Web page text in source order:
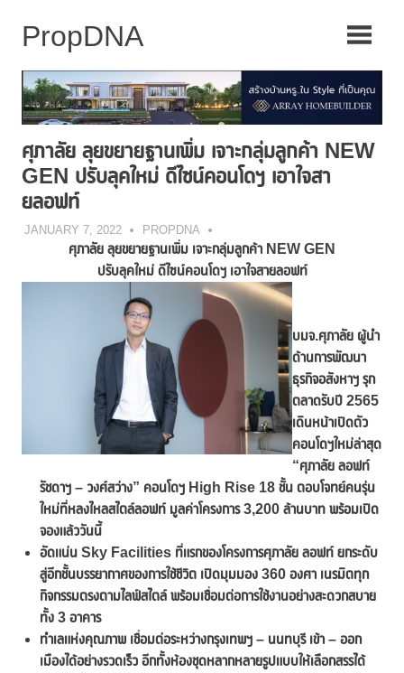
ศุภาลัย ลุยขยายฐานเพิ่ม เจาะกลุ่มลูกค้า NEW
GEN ปรับลุคใหม่ ดีไซน์คอนโดฯ เอาใจสา
ยลอฟท์
JANUARY 7, 2022 PROPDNA
ศุภาลัย ลุยขยายฐานเพิ่ม เจาะกลุ่มลูกค้า NEW GEN
ปรับลุคใหม่ ดีไซน์คอนโดฯ เอาใจสายลอฟท์
บมจ.ศุภาลัย ผู้นำ
ด้านการพัฒนา
ธุรกิจอสังหาฯ รุก
ตลาดรับปี 2565
เดินหน้าเปิดตัว
คอนโดฯใหม่ล่าสุด
“ศุภาลัย ลอฟท์
รัชดาฯ – วงศ์สว่าง” คอนโดฯ High Rise 18 ชั้น ตอบโจทย์คนรุ่น
ใหม่ที่หลงไหลสไตล์ลอฟท์ มูลค่าโครงการ 3,200 ล้านบาท พร้อมเปิด
จองแล้ววันนี้
อัดแน่น Sky Facilities ที่แรกของโครงการศุภาลัย ลอฟท์ ยกระดับ
สู่อีกชั้นบรรยากาศของการใช้ชีวิต เปิดมุมมอง 360 องศา เนรมิตทุก
กิจกรรมตรงตามไลฟ์สไตล์ พร้อมเชื่อมต่อการใช้งานอย่างสะดวกสบาย
ทั้ง 3 อาคาร
ทำเลแห่งคุณภาพ เชื่อมต่อระหว่างกรุงเทพฯ – นนทบุรี เข้า – ออก
เมืองได้อย่างรวดเร็ว อีกทั้งห้องชุดหลากหลายรูปแบบให้เลือกสรรได้